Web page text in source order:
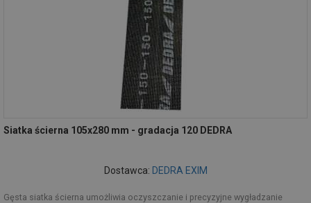
Siatka ścierna 105x280 mm - gradacja 120 DEDRA
Dostawca: DEDRA EXIM
Gęsta siatka ścierna umożliwia oczyszczanie i precyzyjne wygładzanie